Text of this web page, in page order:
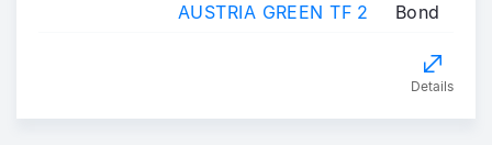
AUSTRIA GREEN TF 2 Bond
Details